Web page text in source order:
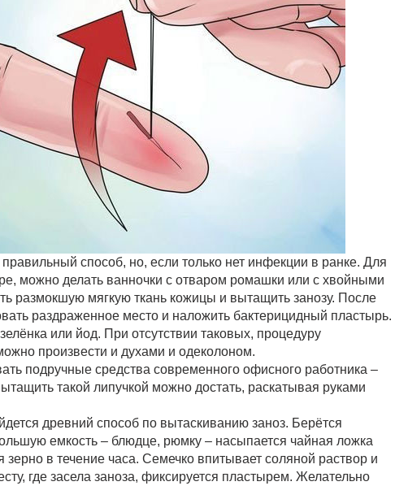
способ, но, если только нет инфекции в ранке. Для
можно делать ванночки с отваром ромашки или с хвойными
размокшую мягкую ткань кожицы и вытащить занозу. После
раздраженное место и наложить бактерицидный пластырь.
или йод. При отсутствии таковых, процедуру
произвести и духами и одеколоном.
подручные средства современного офисного работника –
такой липучкой можно достать, раскатывая руками
древний способ по вытаскиванию заноз. Берётся
емкость – блюдце, рюмку – насыпается чайная ложка
в течение часа. Семечко впитывает соляной раствор и
где засела заноза, фиксируется пластырем. Желательно